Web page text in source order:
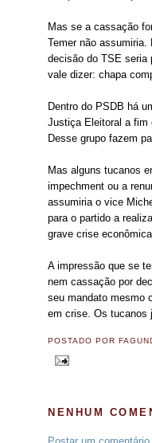
Mas se a cassação
Temer não
decisão do TSE seria
vale dizer: chapa
Dentro do PSDB há
Justiça Eleitoral a fim
Desse grupo fazem
Mas alguns tucanos
impechment ou a
assumiria o vice
para o partido a
grave crise
A impressão que se
nem cassação por
seu mandato mesmo
em crise. Os tucanos
POSTADO POR
NENHUM